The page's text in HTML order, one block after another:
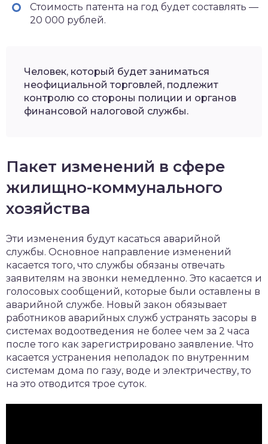
Стоимость патента на год будет составлять —
20 000 рублей.
Человек, который будет заниматься
неофициальной торговлей, подлежит
контролю со стороны полиции и органов
финансовой налоговой службы.
Пакет изменений в сфере
жилищно-коммунального
хозяйства
Эти изменения будут касаться аварийной
службы. Основное направление изменений
касается того, что службы обязаны отвечать
заявителям на звонки немедленно. Это касается и
голосовых сообщений, которые были оставлены в
аварийной службе. Новый закон обязывает
работников аварийных служб устранять засоры в
системах водоотведения не более чем за 2 часа
после того как зарегистрировано заявление. Что
касается устранения неполадок по внутренним
системам дома по газу, воде и электричеству, то
на это отводится трое суток.